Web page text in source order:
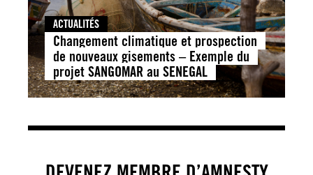
ACTUALITÉS
Changement climatique et prospection
de nouveaux gisements – Exemple du
projet SANGOMAR au SENEGAL